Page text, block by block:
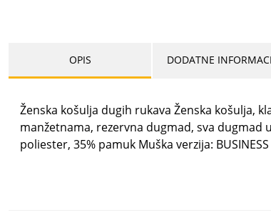
OPIS DODATNE
Ženska košulja dugih rukava Ženska košulja,
manžetnama, rezervna dugmad, sva dugmad
poliester, 35% pamuk Muška verzija: